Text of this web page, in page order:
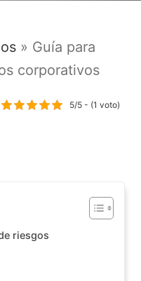
» Guía para
corporativos
5/5 - (1 voto)
riesgos